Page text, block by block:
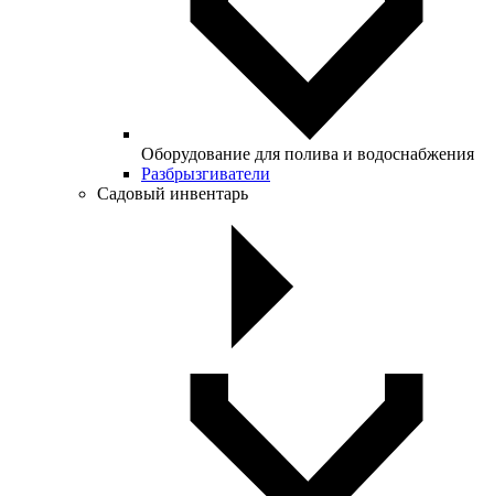
Оборудование для полива и водоснабжения
Разбрызгиватели
Садовый инвентарь